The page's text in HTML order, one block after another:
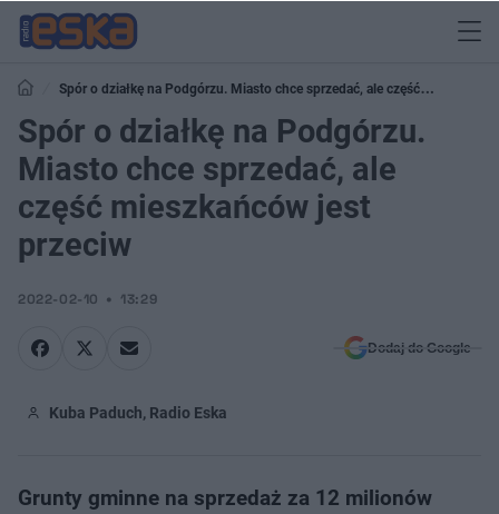
Spór o działkę na Podgórzu. Miasto chce sprzedać, ale część
mieszkańców jest przeciw
Spór o działkę na Podgórzu.
Miasto chce sprzedać, ale
część mieszkańców jest
przeciw
2022-02-10 13:29
Dodaj do Google
Kuba Paduch, Radio Eska
Grunty gminne na sprzedaż za 12 milionów